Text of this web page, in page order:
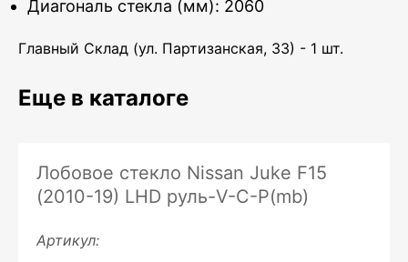
Диагональ стекла (мм): 2060
Главный Склад (ул. Партизанская, 33) - 1 шт.
Еще в каталоге
Лобовое стекло Nissan Juke F15
(2010-19) LHD руль-V-C-P(mb)
Артикул: